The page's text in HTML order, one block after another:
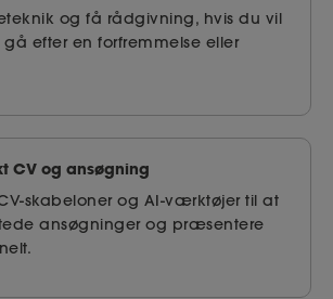
og få rådgivning, hvis du vil
efter en forfremmelse eller
CV og ansøgning
skabeloner og AI-værktøjer til at
ansøgninger og præsentere